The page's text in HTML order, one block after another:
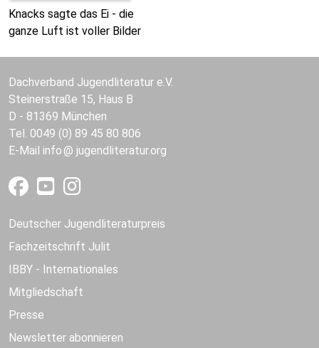
Knacks sagte das Ei - die
ganze Luft ist voller Bilder
Dachverband Jugendliteratur e.V.
Steinerstraße 15, Haus B
D - 81369 München
Tel. 0049 (0) 89 45 80 806
E-Mail info jugendliteratur.org
Deutscher Jugendliteraturpreis
Fachzeitschrift Julit
IBBY - Internationales
Mitgliedschaft
Presse
Newsletter abonnieren